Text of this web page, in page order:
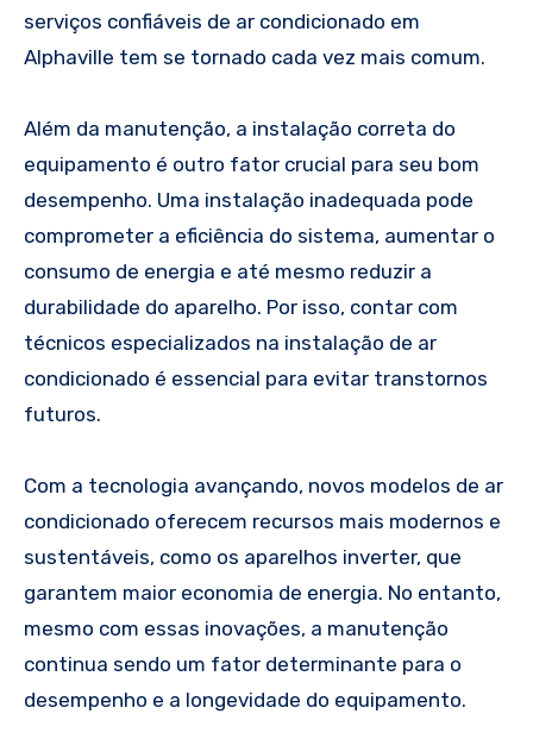
serviços confiáveis de ar condicionado em
Alphaville tem se tornado cada vez mais comum.
Além da manutenção, a instalação correta do
equipamento é outro fator crucial para seu bom
desempenho. Uma instalação inadequada pode
comprometer a eficiência do sistema, aumentar o
consumo de energia e até mesmo reduzir a
durabilidade do aparelho. Por isso, contar com
técnicos especializados na instalação de ar
condicionado é essencial para evitar transtornos
futuros.
Com a tecnologia avançando, novos modelos de ar
condicionado oferecem recursos mais modernos e
sustentáveis, como os aparelhos inverter, que
garantem maior economia de energia. No entanto,
mesmo com essas inovações, a manutenção
continua sendo um fator determinante para o
desempenho e a longevidade do equipamento.